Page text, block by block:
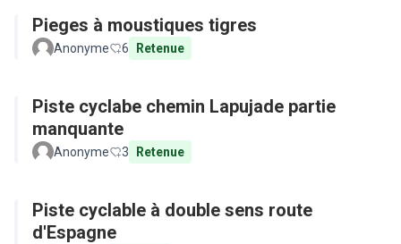
Pieges à moustiques tigres
Anonyme 6 Retenue
Piste cyclabe chemin Lapujade partie
manquante
Anonyme 3 Retenue
Piste cyclable à double sens route
d'Espagne